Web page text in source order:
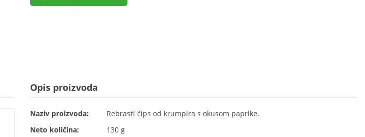
Opis proizvoda
Naziv proizvoda:
Rebrasti čips od krumpira s okusom paprike.
Neto količina:
130 g